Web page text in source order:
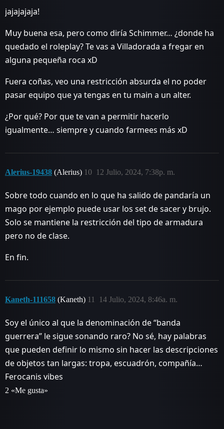
jajajajaja!
Muy buena esa, pero como diría Schimmer… ¿donde ha
quedado el roleplay? Te vas a Villadorada a fregar en
alguna pequeña roca xD
Fuera coñas, veo una restricción absurda el no poder
pasar equipo que ya tengas en tu main a un alter.
¿Por qué? Por que te van a permitir hacerlo
igualmente… siempre y cuando farmees más xD
Alerius-19438 (Alerius) 12 Julio, 2024, 7:38p. m.
10
Sobre todo cuando en lo que ha salido de pandaría un
mago por ejemplo puede usar los set de sacer y brujo.
Solo se mantiene la restricción del tipo de armadura
pero no de clase.
En fin.
Kaneth-111658 (Kaneth) 14 Julio, 2024, 8:46a. m.
11
Soy el único al que la denominación de “banda
guerrera” le sigue sonando raro? No sé, hay palabras
que pueden definir lo mismo sin hacer las descripciones
de objetos tan largas: tropa, escuadrón, compañía…
Ferocanis vibes
2 «Me gusta»